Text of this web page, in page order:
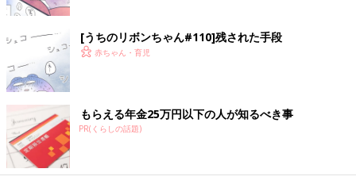
[うちのリボンちゃん#110]残された手段
赤ちゃん・育児
もらえる年金25万円以下の人が知るべき事
PR(くらしの話題)